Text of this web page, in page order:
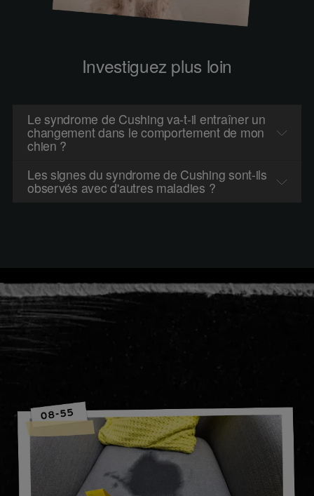
Investiguez plus loin
Le syndrome de Cushing va-t-il entraîner un
changement dans le comportement de mon
chien ?
Les signes du syndrome de Cushing sont-ils
observés avec d'autres maladies ?